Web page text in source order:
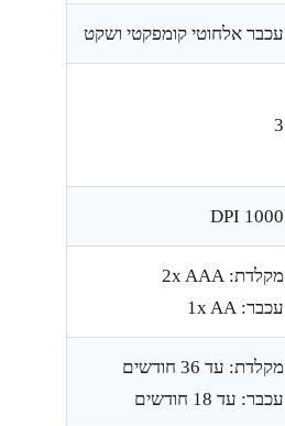
עכבר אלחוטי קומפקטי ושקט
3
1000 DPI
מקלדת: 2x AAA
עכבר: 1x AA
מקלדת: עד 36 חודשים
עכבר: עד 18 חודשים